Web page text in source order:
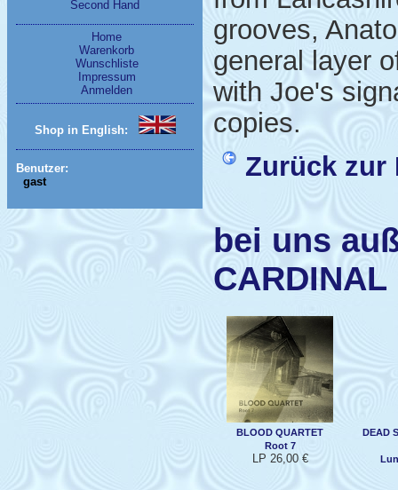
Second Hand
Home
Warenkorb
Wunschliste
Impressum
Anmelden
Shop in English:
Benutzer:
gast
grooves,
general layer
with Joe's
copies.
Zurück zur
bei uns
CARDINAL
BLOOD QUARTET
Root 7
LP 26,00 €
DEAD